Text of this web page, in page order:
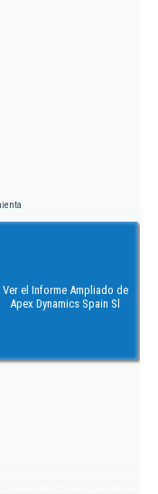
Ver el Informe Ampliado de
Apex Dynamics Spain Sl